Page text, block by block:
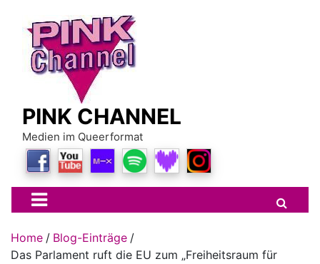
content
PINK CHANNEL
Medien im Queerformat
Home
Blog-Einträge
Das Parlament ruft die EU zum „Freiheitsraum für